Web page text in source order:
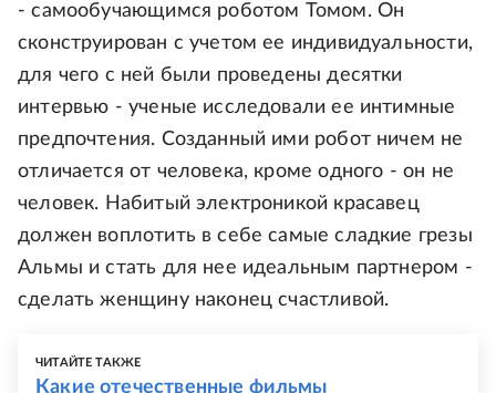
- самообучающимся роботом Томом. Он
сконструирован с учетом ее индивидуальности,
для чего с ней были проведены десятки
интервью - ученые исследовали ее интимные
предпочтения. Созданный ими робот ничем не
отличается от человека, кроме одного - он не
человек. Набитый электроникой красавец
должен воплотить в себе самые сладкие грезы
Альмы и стать для нее идеальным партнером -
сделать женщину наконец счастливой.
ЧИТАЙТЕ ТАКЖЕ
Какие отечественные фильмы